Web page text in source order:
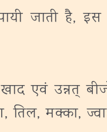
जाती है,
एवं उन्नत्
मक्का,